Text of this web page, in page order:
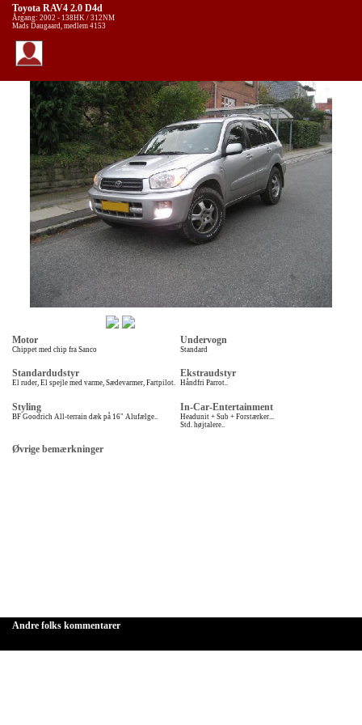
Toyota RAV4 2.0 D4d
Årgang: 2002 - 138HK / 312NM
Mads Daugaard, medlem 4153
Motor
Chippet med chip fra Sanco
Undervogn
Standard
Standardudstyr
El ruder, El spejle med varme, Sædevarmer, Fartpilot.
Ekstraudstyr
Håndfri Parrot..
Styling
BF Goodrich All-terrain dæk på 16" Alufælge..
In-Car-Entertainment
Headunit + Sub + Forstærker...
Std. højtalere..
Øvrige bemærkninger
Andre folks kommentarer